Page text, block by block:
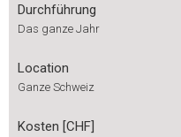
Durchführung
Das ganze Jahr
Location
Ganze Schweiz
Kosten [CHF]